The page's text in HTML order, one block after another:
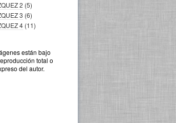
2 (5)
3 (6)
4 (11)
están bajo
total o
del autor.